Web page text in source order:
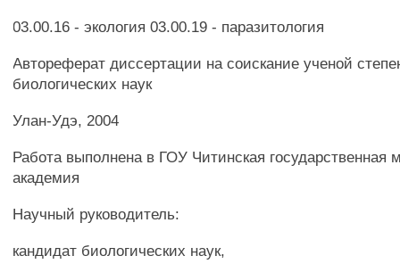
03.00.16 - экология 03.00.19 - паразитология
Автореферат диссертации на соискание ученой
биологических наук
Улан-Удэ, 2004
Работа выполнена в ГОУ Читинская государственная
академия
Научный руководитель:
кандидат биологических наук,